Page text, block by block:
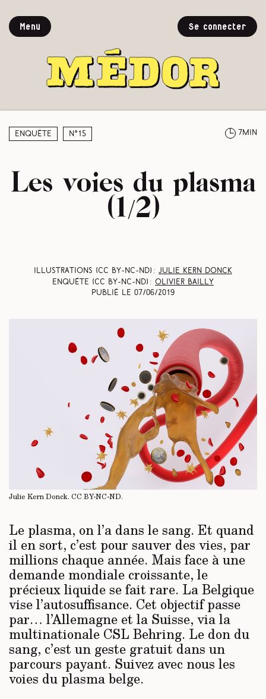
Menu Se connecter
Enquête N°15 7min
Les voies du plasma
(1/2)
Illustrations (CC BY-NC-ND) : Julie Kern Donck
Enquête (CC BY-NC-ND) : Olivier Bailly
Publié le 07/06/2019
Julie Kern Donck. CC BY-NC-ND.
Le plasma, on l’a dans le sang. Et quand
il en sort, c’est pour sauver des vies, par
millions chaque année. Mais face à une
demande mondiale croissante, le
précieux liquide se fait rare. La Belgique
vise l’autosuffisance. Cet objectif passe
par… l’Allemagne et la Suisse, via la
multinationale CSL Behring. Le don du
sang, c’est un geste gratuit dans un
parcours payant. Suivez avec nous les
voies du plasma belge.